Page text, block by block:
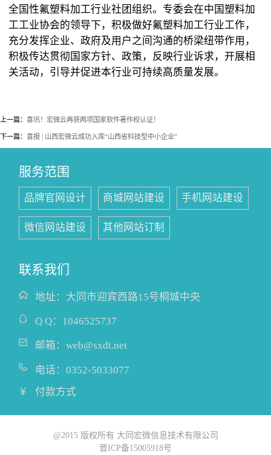
全国性氟塑料加工行业社团组织。专委会在中国塑料加
工工业协会的领导下，积极做好氟塑料加工行业工作，
充分发挥企业、政府及用户之间沟通的桥梁纽带作用，
积极传达贯彻国家方针、政策，反映行业诉求，开展相
关活动，引导并促进本行业可持续高质量发展。
上一篇： 喜讯！宏微云再获两项国家软件著作权认证！
下一篇： 喜报 | 山西宏微云成功入库“山西省科技型中小企业”
服务范围
品牌官网设计 商城网站建设 手机网站建设
微信网站建设 其他网站订制
联系我们
地址： 大同市迎宾西路15号桐城中央
Q Q： 1046525737
邮箱： web@sxdt.net
电话： 0352-5033077
付款方式
@2015 版权所有 大同宏微信息技术有限公司
晋ICP备15005918号